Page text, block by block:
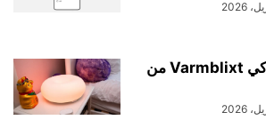
مراجعة المصباح الذكي Varmblixt من